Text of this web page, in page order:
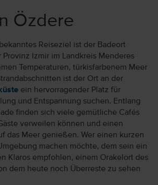
Özdere
Reiseziel ist der Badeort
Provinz Izmir im Landkreis Menderes
Temperaturen, türkisfarbenem Meer
ist der Ort an der
ein hervorragender Platz für
und Entspannung suchen. Entlang
finden sich viele gemütliche Cafés
verweilen können und einen
das Meer genießen. Wer einen kurzen
machen möchte, dem sein ein
Klaros empfohlen, einem Orakelort des
dem heute noch Überreste zu sehen